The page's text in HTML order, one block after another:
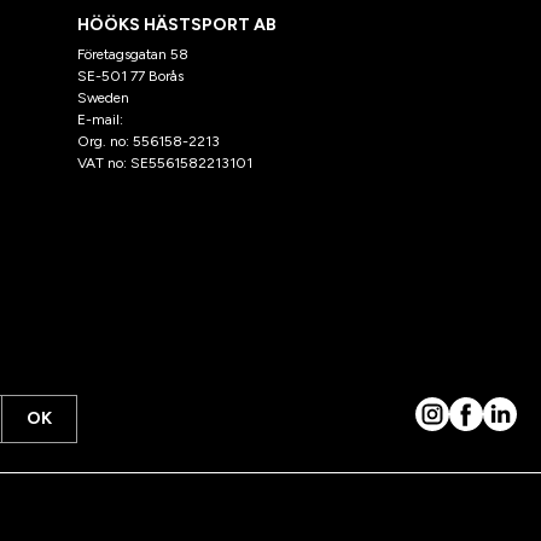
HÖÖKS HÄSTSPORT AB
Företagsgatan 58
SE-501 77 Borås
Sweden
E-mail:
Org. no: 556158-2213
VAT no: SE5561582213101
OK